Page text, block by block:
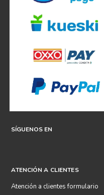
SÍGUENOS EN
ATENCIÓN A CLIENTES
Atención a clientes formulario